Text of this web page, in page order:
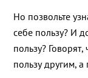
Но позвольте
себе пользу? И
пользу?
пользу другим, а